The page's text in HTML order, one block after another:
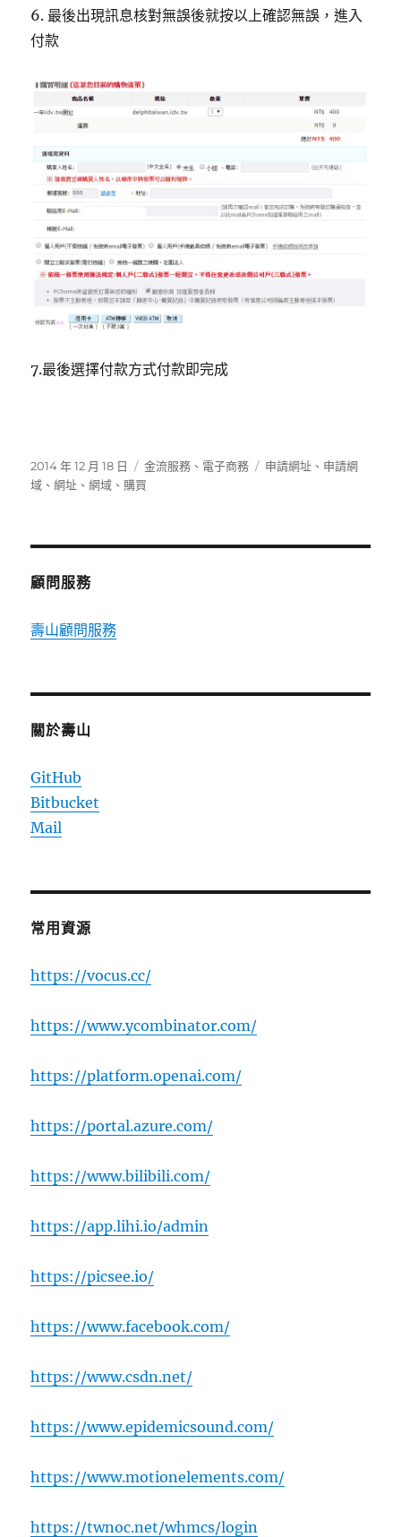
6. 最後出現訊息核對無誤後就按以上確認無誤，進入
付款
7.最後選擇付款方式付款即完成
發
佈
2014 年 12 月 18 日
分
類
金流服務 、 電子商務
標
申請網址 、 申請網
域 、網址 、網域 、 購買
顧問服務
壽山顧問服務
關於壽山
GitHub
Bitbucket
Mail
常用資源
https://vocus.cc/
https://www.ycombinator.com/
https://platform.openai.com/
https://portal.azure.com/
https://www.bilibili.com/
https://app.lihi.io/admin
https://picsee.io/
https://www.facebook.com/
https://www.csdn.net/
https://www.epidemicsound.com/
https://www.motionelements.com/
https://twnoc.net/whmcs/login